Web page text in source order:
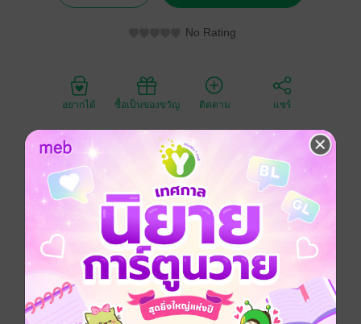
No Rating
อยากได้ ซื้อเป็นของขวัญ ติดตาม แชร์
ประเภทไฟล์ pdf
วันที่วางขาย 30 กันยายน 2562
ความยาว 84 หน้า
ราคาปก
สนใจเวอร์ชันกระดาษ เชิญทางนี้!